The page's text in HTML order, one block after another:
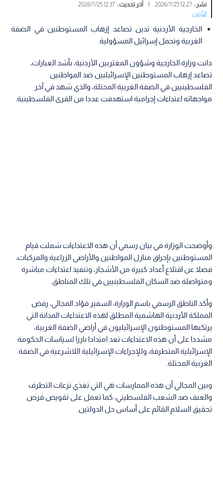
نشر :12:27 2026/7/25
| آخر تحديث :12:37 2026/7/25
الأردن
الخارجية الأردنية تدين تصاعد إرهاب المستوطنين في الضفة
الغربية وتحمل إسرائيل المسؤولية.
دانت وزارة الخارجية وشؤون المغتربين الأردنية، بأشد العبارات،
تصاعد إرهاب المستوطنين الإسرائيليين ضد المواطنين
الفلسطينيين في الضفة الغربية المحتلة، والذي شهد في آخر
مواجهاته اعتداءات إجرامية استهدفت عددا من القرى الفلسطينية.
وأوضحت الوزارة في بيان رسمي أن هذه الاعتداءات شملت قيام
المستوطنين بإحراق منازل المواطنين والأراضي الزراعية والمركبات،
فضلا عن اقتلاع أعداد كبيرة من الأشجار، وتنفيذ اعتداءات مباشرة
ومتواصلة ضد السكان الفلسطينيين في تلك المناطق.
وأكد الناطق الرسمي باسم الوزارة، السفير فؤاد المجالي، رفض
المملكة الأردنية الهاشمية المطلق لهذه الاعتداءات المدانة التي
يرتكبها المستوطنون الإسرائيليون في أراضي الضفة الغربية،
مشددا على أن هذه الاعتداءات تعد امتدادا بارزا لسياسات الحكومة
الإسرائيلية المتطرفة، وللإجراءات الإسرائيلية اللاشرعية في الضفة
الغربية المحتلة.
وبين المجالي أن هذه الممارسات هي التي تغذي نزعات التطرف
والعنف ضد الشعب الفلسطيني، كما تعمل على تقويض فرص
تحقيق السلام القائم على أساس حل الدولتين.